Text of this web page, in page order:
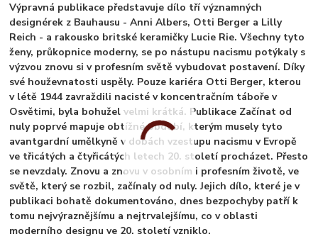
Výpravná publikace představuje dílo tří významných
designérek z Bauhausu - Anni Albers, Otti Berger a Lilly
Reich - a rakousko britské keramičky Lucie Rie. Všechny tyto
ženy, průkopnice moderny, se po nástupu nacismu potýkaly s
výzvou znovu si v profesním světě vybudovat postavení. Díky
své houževnatosti uspěly. Pouze kariéra Otti Berger, kterou
v létě 1944 zavraždili nacisté v koncentračním táboře v
Osvětimi, byla bohužel velmi krátká. Publikace Začínat od
nuly poprvé mapuje obtížné období, kterým musely tyto
avantgardní umělkyně v dobách vzestupu nacismu v Evropě
ve třicátých a čtyřicátých letech 20. století procházet. Přesto
se nevzdaly. Znovu a znovu v osobním i profesním životě, ve
světě, který se rozbil, začínaly od nuly. Jejich dílo, které je v
publikaci bohatě dokumentováno, dnes bezpochyby patří k
tomu nejvýraznějšímu a nejtrvalejšímu, co v oblasti
moderního designu ve 20. století vzniklo.